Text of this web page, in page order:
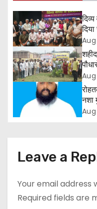
n
a
v
i
a
o
n
और
मांग
Aug
नशा
Leave a
Your email address
Required fields are